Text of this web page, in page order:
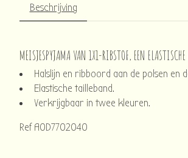
Beschrijving
MEISJESPYJAMA VAN 1X1-RIBSTOF, EEN ELASTISCHE
Halslijn en ribboord aan de polsen en
Elastische tailleband.
Verkrijgbaar in twee kleuren.
Ref A0D7702040